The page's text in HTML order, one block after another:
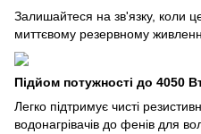
Залишайтеся на зв'язку, коли
миттєвому резервному
Підйом потужності до 4050
Легко підтримує чисті
водонагрівачів до фенів для